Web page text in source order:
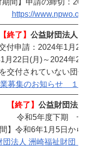
https://
【終了】 公益財団法人お
付申請：2024年1月22
月22日(月)～2024年2月
交付されていない団体
募集のお知らせ １月
【終了】 公益財団法人
令和5年度下期 一般
間】令和6年1月5日から
法人 洲崎福祉財団